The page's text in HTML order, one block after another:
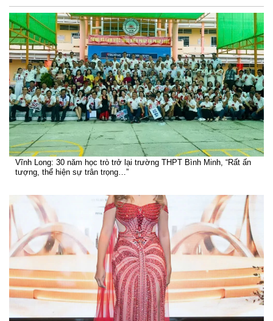
Vĩnh Long: 30 năm học trò trở lại trường THPT Bình Minh, “Rất ấn
tượng, thể hiện sự trân trọng…”